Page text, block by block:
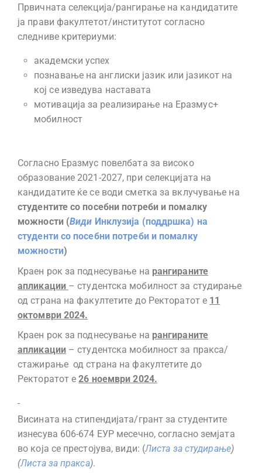
Првичната селекција/рангирање на кандидатите
ја прави факултетот/институтот согласно
следниве критериуми:
академски успех
познавање на англиски јазик или јазикот на
кој се изведува наставата
мотивација за реализирање на Еразмус+
мобилност
Согласно Еразмус повелбата за високо
образование 2021-2027, при селекцијата на
кандидатите ќе се води сметка за вклучување на
студентите со посебни потреби и помалку
можности (Види Инклузија (поддршка) на
студенти со посебни потреби и помалку
можности)
Краен рок за поднесување на рангираните
апликации – студентска мобилност за студирање
од страна на факултетите до Ректоратот е 11
октомври2024.
Краен рок за поднесување на рангираните
апликации– студентска мобилност за пракса/
стажирање од страна на факултетите до
Ректоратот е26 ноември 2024.
Висината на стипендијата/грант за студентите
изнесува 606-674 ЕУР месечно, согласно земјата
во која се престојува, види: (Листа за студирање)
(Листа за пракса).